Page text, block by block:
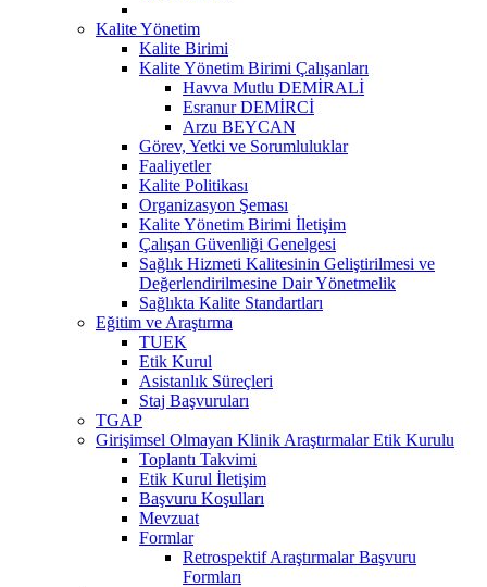
Kalite Yönetim
Kalite Birimi
Kalite Yönetim Birimi Çalışanları
Havva Mutlu DEMİRALİ
Esranur DEMİRCİ
Arzu BEYCAN
Görev, Yetki ve Sorumluluklar
Faaliyetler
Kalite Politikası
Organizasyon Şeması
Kalite Yönetim Birimi İletişim
Çalışan Güvenliği Genelgesi
Sağlık Hizmeti Kalitesinin Geliştirilmesi ve
Değerlendirilmesine Dair Yönetmelik
Sağlıkta Kalite Standartları
Eğitim ve Araştırma
TUEK
Etik Kurul
Asistanlık Süreçleri
Staj Başvuruları
TGAP
Girişimsel Olmayan Klinik Araştırmalar Etik Kurulu
Toplantı Takvimi
Etik Kurul İletişim
Başvuru Koşulları
Mevzuat
Formlar
Retrospektif Araştırmalar Başvuru
Formları